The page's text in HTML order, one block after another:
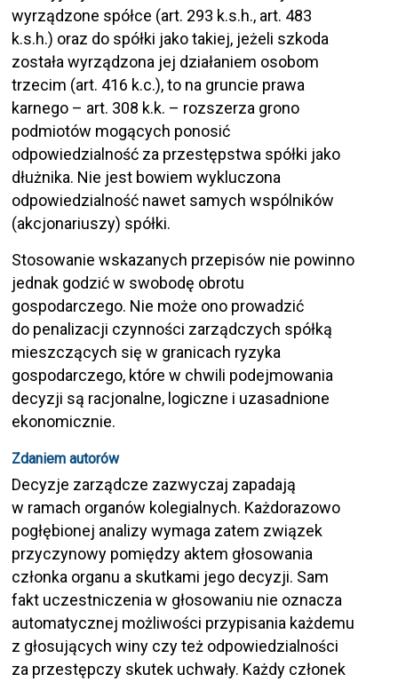
wyrządzone spółce (art. 293 k.s.h., art. 483
k.s.h.) oraz do spółki jako takiej, jeżeli szkoda
została wyrządzona jej działaniem osobom
trzecim (art. 416 k.c.), to na gruncie prawa
karnego – art. 308 k.k. – rozszerza grono
podmiotów mogących ponosić
odpowiedzialność za przestępstwa spółki jako
dłużnika. Nie jest bowiem wykluczona
odpowiedzialność nawet samych wspólników
(akcjonariuszy) spółki.
Stosowanie wskazanych przepisów nie powinno
jednak godzić w swobodę obrotu
gospodarczego. Nie może ono prowadzić
do penalizacji czynności zarządczych spółką
mieszczących się w granicach ryzyka
gospodarczego, które w chwili podejmowania
decyzji są racjonalne, logiczne i uzasadnione
ekonomicznie.
Zdaniem autorów
Decyzje zarządcze zazwyczaj zapadają
w ramach organów kolegialnych. Każdorazowo
pogłębionej analizy wymaga zatem związek
przyczynowy pomiędzy aktem głosowania
członka organu a skutkami jego decyzji. Sam
fakt uczestniczenia w głosowaniu nie oznacza
automatycznej możliwości przypisania każdemu
z głosujących winy czy też odpowiedzialności
za przestępczy skutek uchwały. Każdy członek